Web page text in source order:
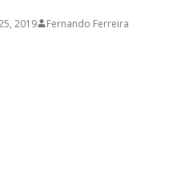
2019 Fernando Ferreira